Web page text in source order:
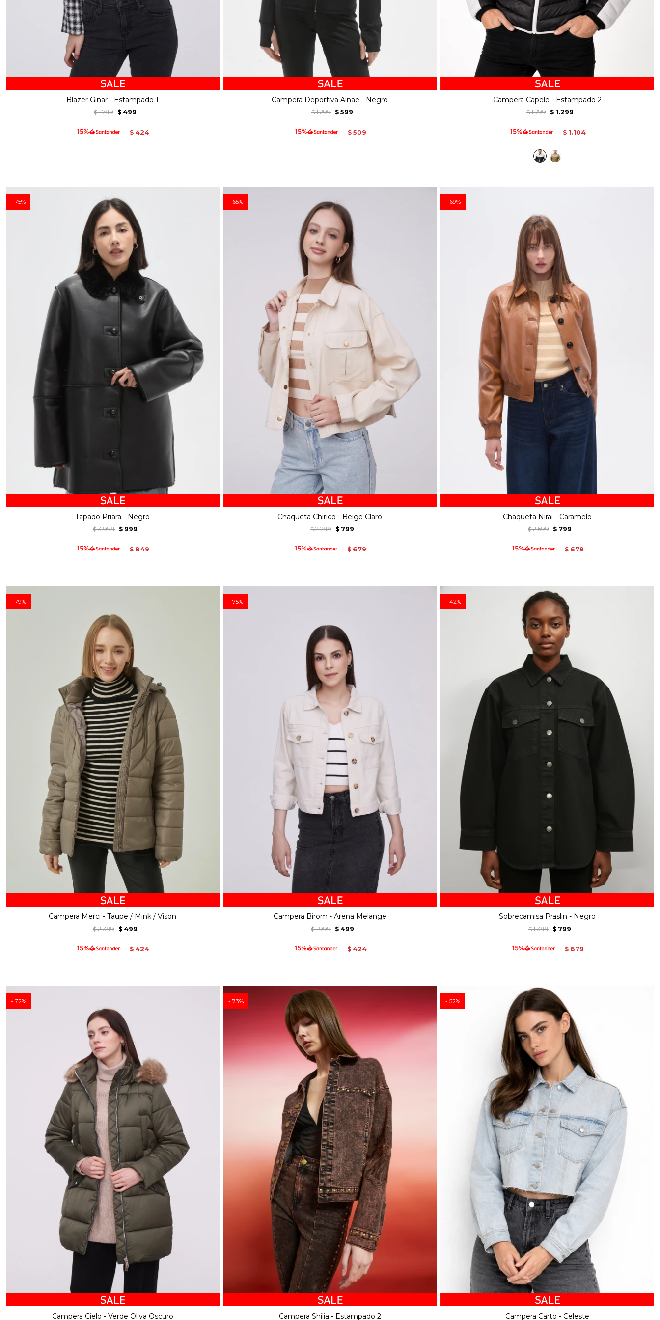
Blazer Ginar - Estampado 1
$ 1.799 $ 499
$ 424
Campera Deportiva Ainae - Negro
$ 1.299 $ 599
$ 509
Campera Capele - Estampado 2
$ 1.799 $ 1.299
$ 1.104
75
Tapado Priara - Negro
$ 3.999 $ 999
$ 849
65
Chaqueta Chirico - Beige Claro
$ 2.299 $ 799
$ 679
69
Chaqueta Nirai - Caramelo
$ 2.599 $ 799
$ 679
79
Campera Merci - Taupe / Mink / Vison
$ 2.399 $ 499
$ 424
75
Campera Birom - Arena Melange
$ 1.999 $ 499
$ 424
42
Sobrecamisa Praslin - Negro
$ 1.399 $ 799
$ 679
72
Campera Cielo - Verde Oliva Oscuro
73
Campera Shilia - Estampado 2
52
Campera Carto - Celeste